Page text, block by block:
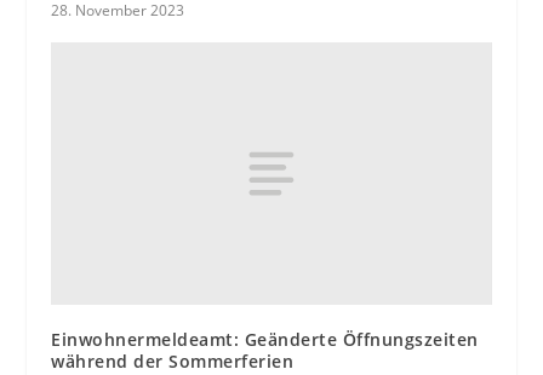
28. November 2023
Einwohnermeldeamt: Geänderte Öffnungszeiten
während der Sommerferien